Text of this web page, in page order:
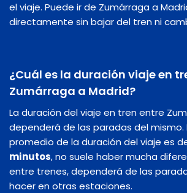
el viaje. Puede ir de Zumárraga a
directamente sin bajar del tren ni
¿Cuál es la duración viaje en
Zumárraga a Madrid?
La duración del viaje en tren entre
dependerá de las paradas del
promedio de la duración del viaje es
minutos, no suele haber mucha
entre trenes, dependerá de las
hacer en otras estaciones.